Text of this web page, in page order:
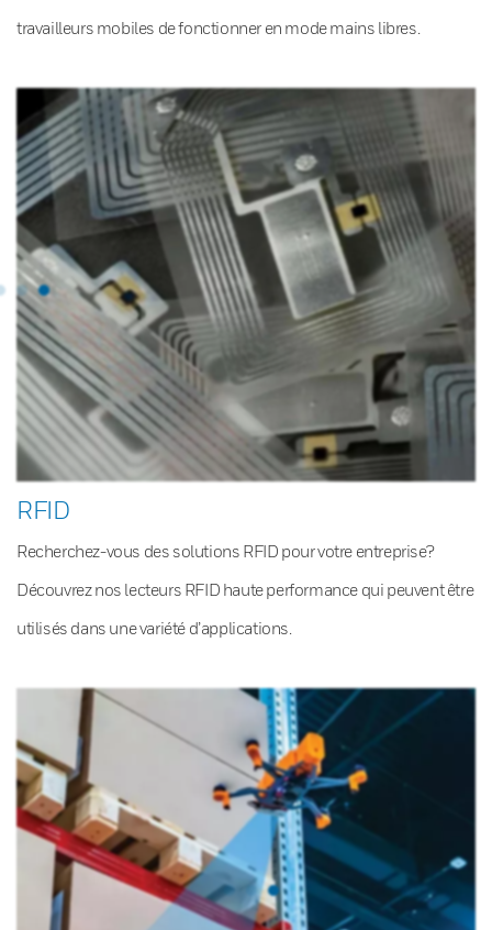
travailleurs mobiles de fonctionner en mode mains libres.
RFID
Recherchez-vous des solutions RFID pour votre entreprise?
Découvrez nos lecteurs RFID haute performance qui peuvent être
utilisés dans une variété d’applications.